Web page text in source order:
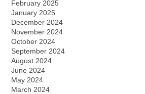
February 2025
January 2025
December 2024
November 2024
October 2024
September 2024
August 2024
June 2024
May 2024
March 2024